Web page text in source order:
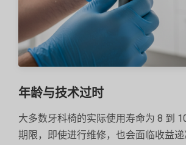
年龄与技术过时
大多数牙科椅的实际使用寿命为 8 到
期限，即使进行维修，也会面临收益